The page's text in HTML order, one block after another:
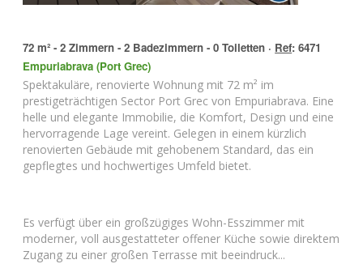
72 m² - 2 Zimmern - 2 Badezimmern - 0 Toiletten · Ref: 6471
Empuriabrava (Port Grec)
Spektakuläre, renovierte Wohnung mit 72 m² im
prestigeträchtigen Sector Port Grec von Empuriabrava. Eine
helle und elegante Immobilie, die Komfort, Design und eine
hervorragende Lage vereint. Gelegen in einem kürzlich
renovierten Gebäude mit gehobenem Standard, das ein
gepflegtes und hochwertiges Umfeld bietet.
Es verfügt über ein großzügiges Wohn-Esszimmer mit
moderner, voll ausgestatteter offener Küche sowie direktem
Zugang zu einer großen Terrasse mit beeindruck...